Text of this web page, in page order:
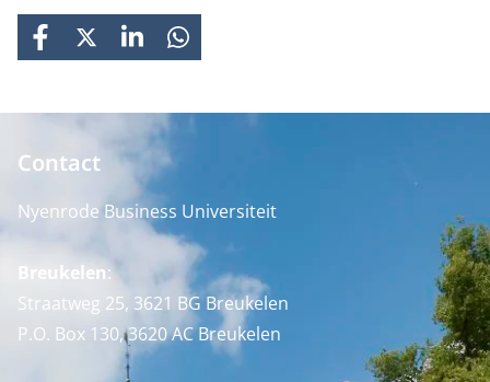
FACEBOOK
X LINKEDINWHATSAPP
Contact
Nyenrode Business Universiteit
Breukelen:
Straatweg 25, 3621 BG Breukelen
P.O. Box 130, 3620 AC Breukelen